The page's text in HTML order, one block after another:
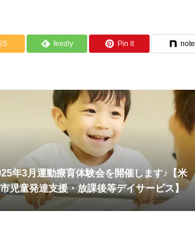
feedly Pin it note
年3月運動療育体験会を開催します♪【米
児童発達支援・放課後等デイサービス】